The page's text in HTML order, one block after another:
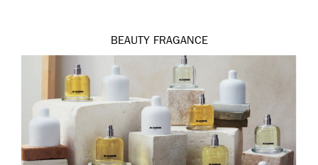
BEAUTY FRAGANCE